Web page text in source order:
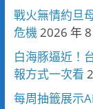
戰火無情約旦
危機2026 年
白海豚逼近！
報方式一次看
每周抽籤展示